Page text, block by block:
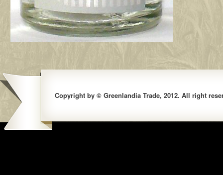
Copyright by © Greenlandia Trade, 2012. All right